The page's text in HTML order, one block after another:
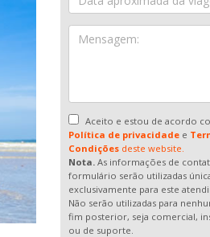
Aceito e estou de acordo
Política de privacidade e
Condições deste website.
Nota. As informações de
formulário serão utilizadas
exclusivamente para este
Não serão utilizadas para
fim posterior, seja comercial,
ou de suporte.